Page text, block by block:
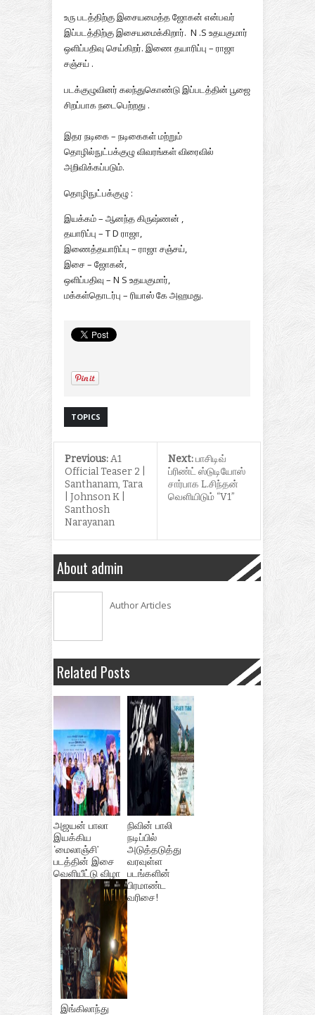
உரு படத்திற்கு இசையமைத்தஜோகன் என்பவர்
இப்படத்திற்கு இசையமைக்கிறார். N .S உதயகுமார்
ஒளிப்பதிவு செய்கிறர். இணை தயாரிப்பு – ராஜா
சஞ்சய் .
படக்குழுவினர் கலந்துகொண்டு இப்படத்தின் பூஜை
சிறப்பாக நடைபெற்றது .
இதர நடிகை – நடிகைகள் மற்றும்
தொழில்நுட்பக்குழு விவரங்கள் விரைவில்
அறிவிக்கப்படும்.
தொழிநுட்பக்குழு :
இயக்கம் – ஆனந்த கிருஷ்ணன் ,
தயாரிப்பு – T D ராஜா,
இணைத்தயாரிப்பு – ராஜா சஞ்சய்,
இசை – ஜோகன்,
ஒளிப்பதிவு – N S உதயகுமார்,
மக்கள்தொடர்பு – ரியாஸ் கே அஹமது.
TOPICS
Previous:A1
Official Teaser 2 |
Santhanam, Tara
| Johnson K |
Santhosh
Narayanan
Next:பாசிடிவ்
ப்ரிண்ட் ஸ்டுடியோஸ்
சார்பாக L.சிந்தன்
வெளியிடும் “V1”
About admin
Author Articles
Related Posts
அஜயன் பாலா
இயக்கிய
‘மைலாஞ்சி’
படத்தின் இசை
வெளியீட்டு விழா
நிவின் பாலி
நடிப்பில்
அடுத்தடுத்து
வரவுள்ள
படங்களின்
பிரமாண்ட
வரிசை!
இங்கிலாந்து